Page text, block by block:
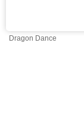
Dragon Dance